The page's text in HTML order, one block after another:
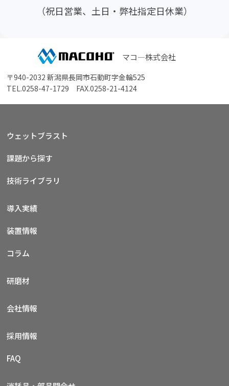
（祝日営業、土日・弊社指定日休業）
マコ―株式会社
〒940-2032 新潟県長岡市石動町字金輪525
TEL.0258-47-1729 FAX.0258-21-4124
ウェットブラスト
課題から探す
技術ライブラリ
導入実績
装置情報
コラム
研磨材
会社情報
採用情報
FAQ